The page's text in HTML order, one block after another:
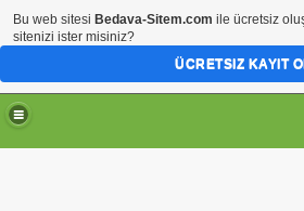
Bu web sitesi Bedava-Sitem.com ile ücretsiz
sitenizi ister misiniz?
ÜCRETSIZ KAYIT